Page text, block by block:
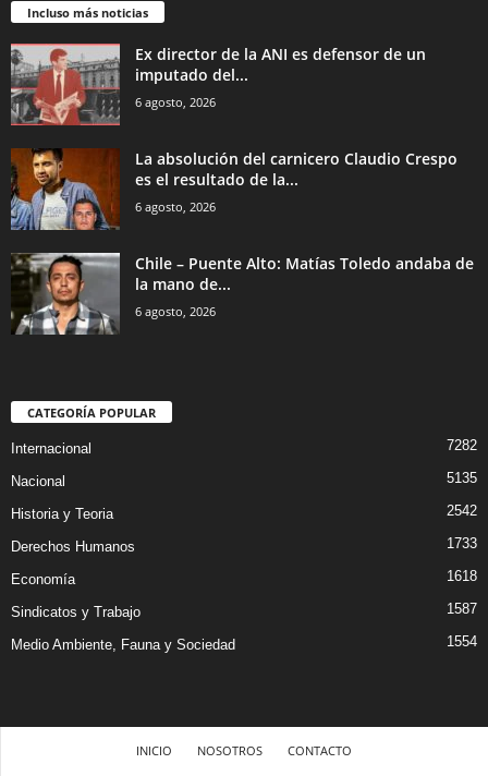
Incluso más noticias
Ex director de la ANI es defensor de un
imputado del...
6 agosto, 2026
La absolución del carnicero Claudio Crespo
es el resultado de la...
6 agosto, 2026
Chile – Puente Alto: Matías Toledo andaba de
la mano de...
6 agosto, 2026
CATEGORÍA POPULAR
Internacional 7282
Nacional 5135
Historia y Teoria 2542
Derechos Humanos 1733
Economía 1618
Sindicatos y Trabajo 1587
Medio Ambiente, Fauna y Sociedad 1554
INICIO NOSOTROS
CONTACTO